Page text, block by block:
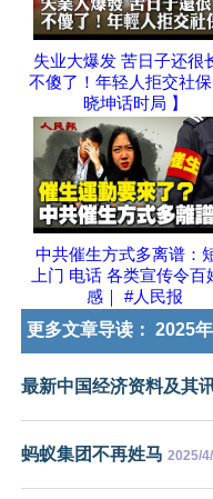
失业大爆发 苦日子还很
不傻了！年轻人拒交社
晓坤话时局 】
中共催生方式多离谱：
上门 电话 各类宣传令百
感｜ #人民报
更多文章导读： 2025
最新中国经济资料及其
蚂蚁集团不再姓马 2025/